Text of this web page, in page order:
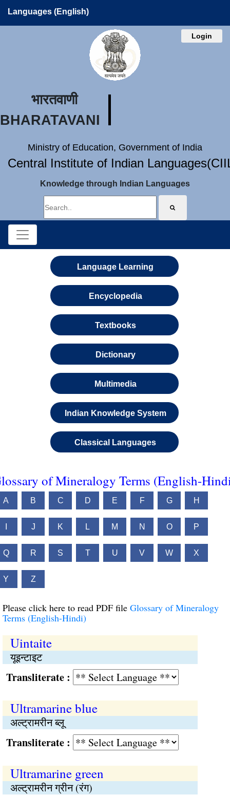
Languages (English)
Login
भारतवाणी
BHARATAVANI
Ministry of Education, Government of India
Central Institute of Indian
Knowledge through Indian Languages
Language Learning
Encyclopedia
Textbooks
Dictionary
Multimedia
Indian Knowledge System
Classical Languages
of Mineralogy Terms (English-
A B C D E F G H
J K L M N O P
Q R S T U V W X
Y Z
Please click here to read PDF file Glossary of Mineralogy
Terms (English-Hindi)
Uintaite
यूइन्टाइट
:
Ultramarine blue
अल्ट्रामरीन ब्लू
:
Ultramarine green
अल्ट्रामरीन ग्रीन (रंग)